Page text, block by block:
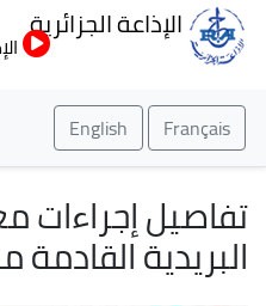
الإذاعة الجزائرية
Français
English
تفاصيل إجراءات
البريدية القادمة